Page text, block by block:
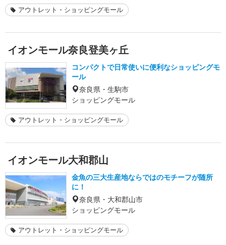
アウトレット・ショッピングモール
イオンモール奈良登美ヶ丘
コンパクトで日常使いに便利なショッピングモ
ール
奈良県・生駒市
ショッピングモール
アウトレット・ショッピングモール
イオンモール大和郡山
金魚の三大生産地ならではのモチーフが随所
に！
奈良県・大和郡山市
ショッピングモール
アウトレット・ショッピングモール